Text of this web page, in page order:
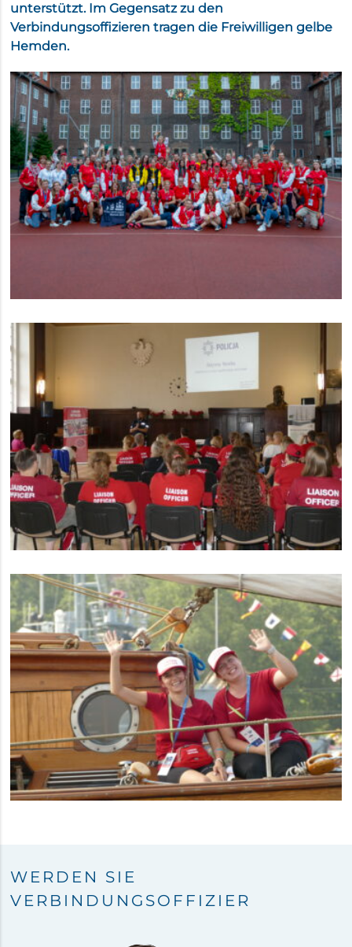
unterstützt. Im Gegensatz zu den
Verbindungsoffizieren tragen die Freiwilligen gelbe
Hemden.
WERDEN SIE
VERBINDUNGSOFFIZIER